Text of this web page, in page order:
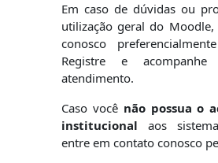
Em caso de dúvidas ou
utilização geral do
conosco
Registre e
atendimento.
Caso você não possua o
institucional aos
entre em contato conosco